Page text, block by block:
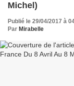
Michel)
Publié le 29/04/2017 à
Par Mirabelle